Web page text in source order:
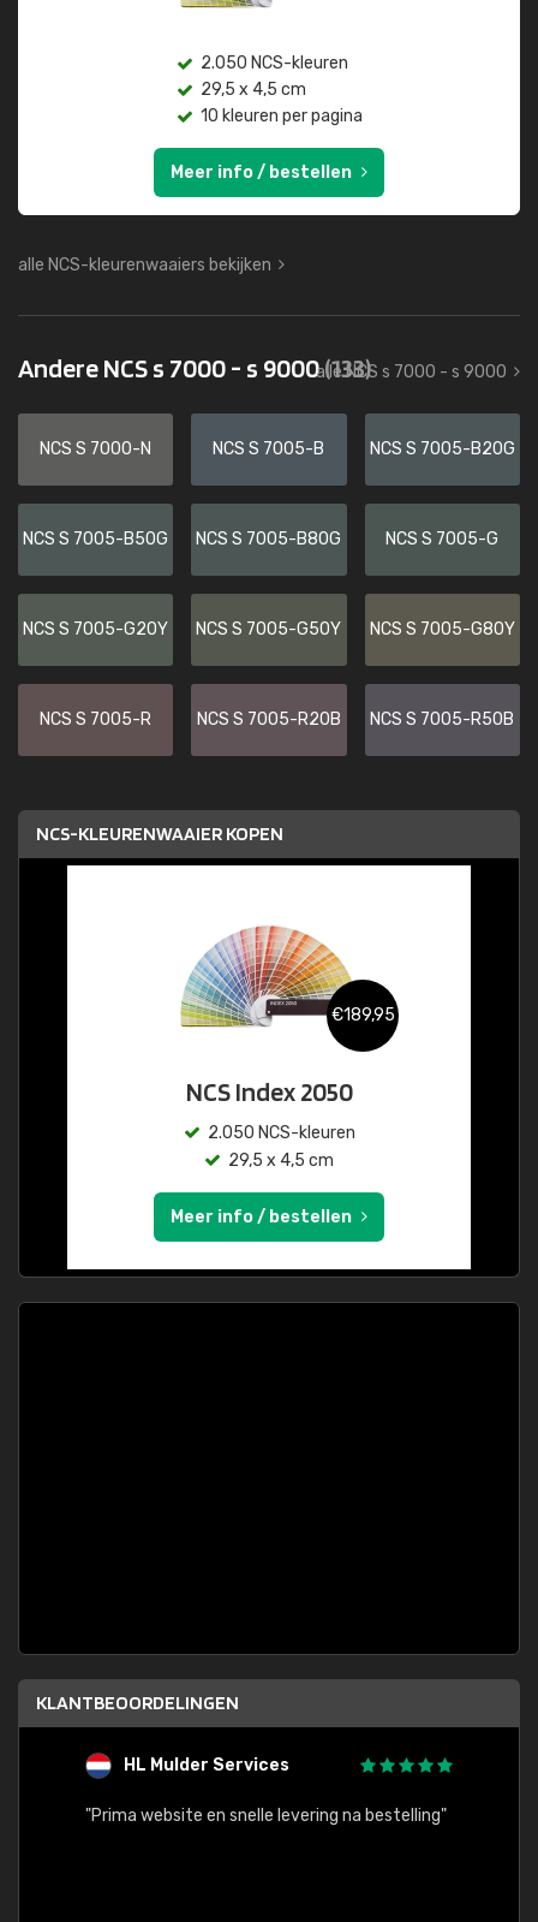
2.050 NCS-kleuren
29,5 x 4,5 cm
10 kleuren per pagina
Meer info / bestellen
alle NCS-kleurenwaaiers bekijken
Andere NCS s 7000 - s 9000(133)
alle NCS s 7000 - s 9000
NCS S 7000-N NCS S 7005-B NCS S 7005-B20G
NCS S 7005-B50G NCS S 7005-B80G NCS S 7005-G
NCS S 7005-G20Y NCS S 7005-G50Y NCS S 7005-G80Y
NCS S 7005-R NCS S 7005-R20B NCS S 7005-R50B
NCS-KLEURENWAAIER KOPEN
€189,95
NCS Index 2050
2.050 NCS-kleuren
29,5 x 4,5 cm
Meer info / bestellen
KLANTBEOORDELINGEN
HL Mulder Services
"Prima website en snelle levering na bestelling"